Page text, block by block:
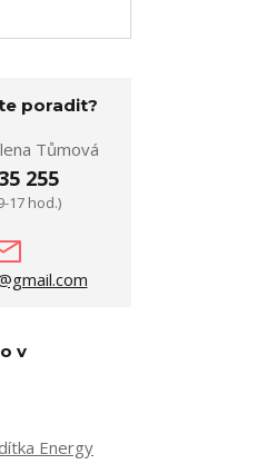
poradit?
Tůmová
255
17 hod.)
v
Energy